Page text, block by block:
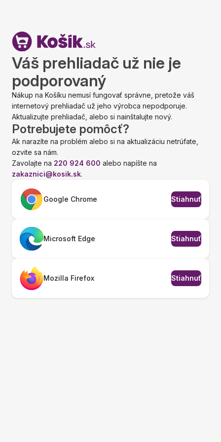
Váš prehliadač už nie je
podporovaný
Nákup na Košíku nemusí fungovať správne, pretože váš
internetový prehliadač už jeho výrobca nepodporuje.
Aktualizujte prehliadač, alebo si nainštalujte nový.
Potrebujete pomôcť?
Ak narazíte na problém alebo si na aktualizáciu netrúfate,
ozvite sa nám.
Zavolajte na 220 924 600 alebo napíšte na
zakaznici@kosik.sk.
Google Chrome Stiahnuť
Microsoft Edge Stiahnuť
Mozilla Firefox Stiahnuť